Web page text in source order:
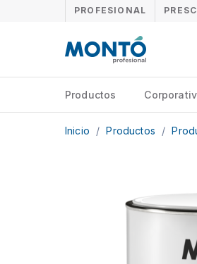
PROFESIONAL
Productos
Inicio / Productos /